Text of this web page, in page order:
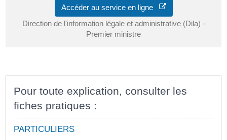
Accéder au service en ligne
Direction de l'information légale et administrative (Dila) -
Premier ministre
Pour toute explication, consulter les
fiches pratiques :
PARTICULIERS